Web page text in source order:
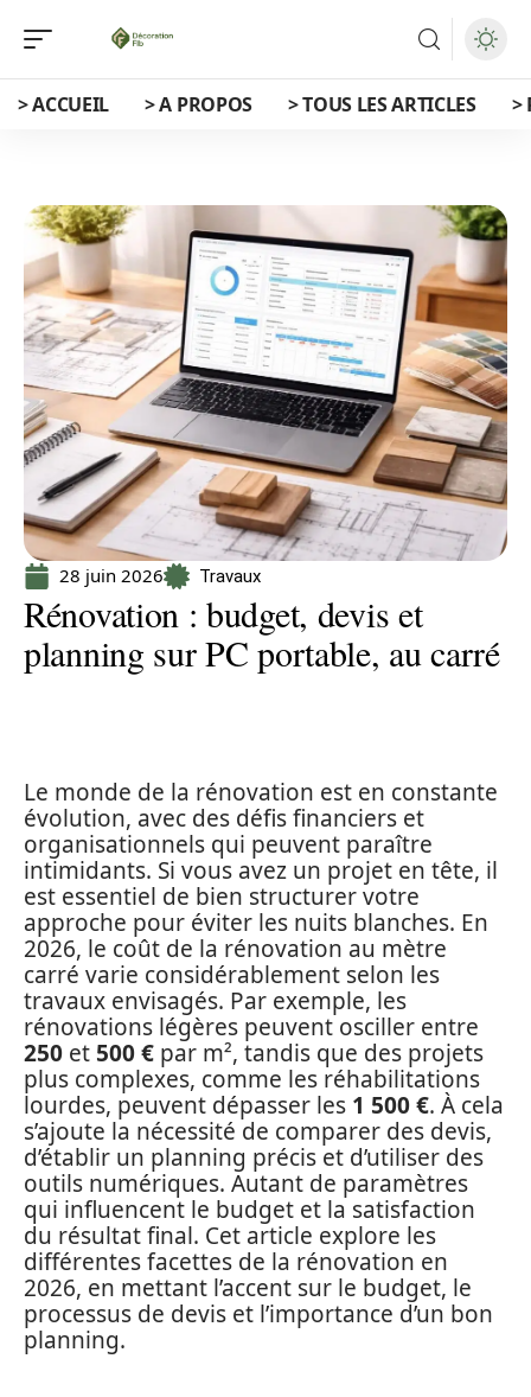
> ACCUEIL > A PROPOS > TOUS LES ARTICLES >
28 juin 2026 Travaux
Rénovation : budget, devis et
planning sur PC portable, au carré
Le monde de la rénovation est en constante
évolution, avec des défis financiers et
organisationnels qui peuvent paraître
intimidants. Si vous avez un projet en tête, il
est essentiel de bien structurer votre
approche pour éviter les nuits blanches. En
2026, le coût de la rénovation au mètre
carré varie considérablement selon les
travaux envisagés. Par exemple, les
rénovations légères peuvent osciller entre
250 et 500 € par m², tandis que des projets
plus complexes, comme les réhabilitations
lourdes, peuvent dépasser les 1 500 €. À cela
s’ajoute la nécessité de comparer des devis,
d’établir un planning précis et d’utiliser des
outils numériques. Autant de paramètres
qui influencent le budget et la satisfaction
du résultat final. Cet article explore les
différentes facettes de la rénovation en
2026, en mettant l’accent sur le budget, le
processus de devis et l’importance d’un bon
planning.